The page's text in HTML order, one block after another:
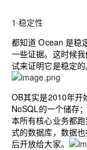
1·稳定性
都知道 Ocean 是稳
一些证据。这时候
试来证明它是稳定的
OB其实是2010年开
NoSQL的一个储存
本所有核心业务都
式的数据库，数据
后开放给大家。